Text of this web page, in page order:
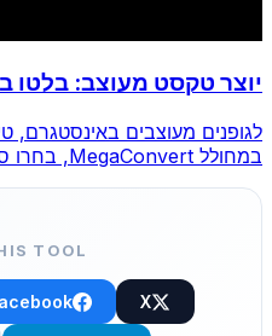
יוצר טקסט מעוצב: בלטו
לגופנים מעוצבים באינסטגרם,
במחולל MegaConvert, בחרו סגנון והעתיקו-הדביקו.
TOOL
X